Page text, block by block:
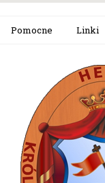
Pomocne Linki